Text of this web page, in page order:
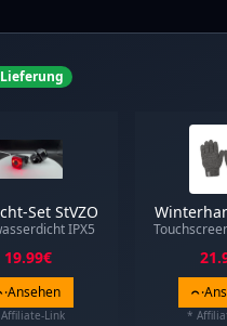
Set StVZO
IPX5
19.99€
Ansehen
Link *